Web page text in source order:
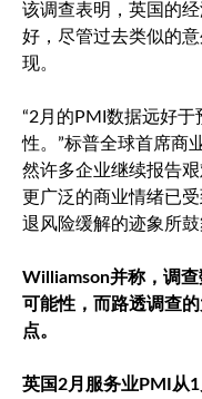
该调查表明，英国的
好，尽管过去类似的
现。
“2月的PMI数据远好
性。”标普全球首席商
然许多企业继续报告
更广泛的商业情绪已
退风险缓解的迹象所鼓
Williamson并称，调
可能性，而路透调查
点。
英国2月服务业PMI从